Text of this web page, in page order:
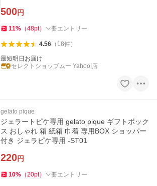
500円
11% （48pt） 要エントリー
4.56（ 18件）
最短明日お届け
セレクトショップムー Yahoo!店
gelato pique
ジェラートピケ専用 gelato pique ギフトボック
ス おしゃれ 箱 紙箱 巾着 専用BOX ショッパー
付き ジェラピケ専用 -ST01
220円
10% （20pt） 要エントリー